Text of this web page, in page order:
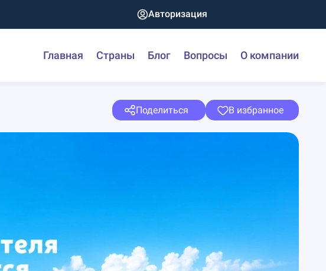
Авторизация
Главная Страны Блог Вопросы О компании
Поделиться В избранное